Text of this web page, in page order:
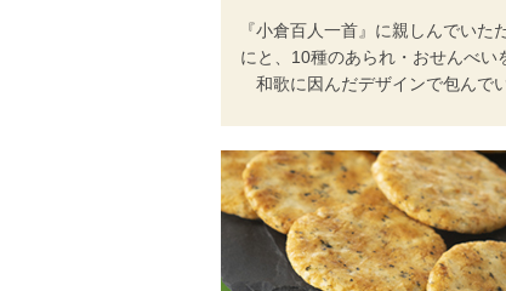
『小倉百人一首』に親しんでいた
にと、10種のあられ・おせんべい
和歌に因んだデザインで包んで